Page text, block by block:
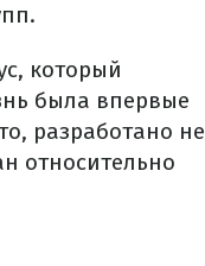
который
была впервые
разработано не
относительно